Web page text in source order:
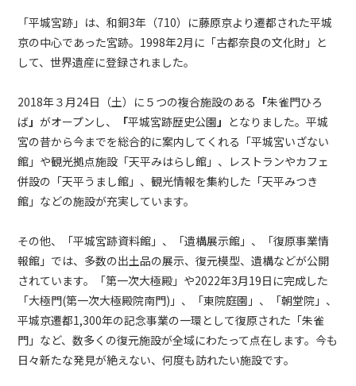
「平城宮跡」は、和銅3年（710）に藤原京より遷都された平城
京の中心であった宮跡。1998年2月に「古都奈良の文化財」と
して、世界遺産に登録されました。
2018年３月24日（土）に５つの複合施設のある 「朱雀門ひろ
ば」がオープンし、 「平城宮跡歴史公園 」 となりました。平城
宮の昔から今までを総合的に案内してくれる「平城宮いざない
館 」や観光拠点施設「天平みはらし館 」、レストランやカフェ
併設の「天平うまし館 」、観光情報を集約した「天平みつき
館 」などの施設が充実しています。
その他、「平城宮跡資料館 」、「遺構展示館 」、「復原事業情
報館 」では、多数の出土品の展示、復元模型、遺構などが公開
されています。「第一次大極殿 」や2022年3月19日に完成した
「大極門(第一次大極殿院南門)」 、「東院庭園 」、「朝堂院」、
平城京遷都1,300年の記念事業の一環として復原された「朱雀
門 」など、数多くの復元施設が全域にわたって点在します。今も
日々新たな発見が絶えない、何度も訪れたい施設です。